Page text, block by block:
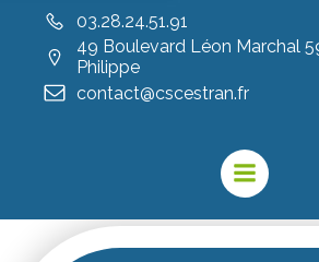
03.28.24.51.91
49 Boulevard Léon Marchal
Philippe
contact@cscestran.fr